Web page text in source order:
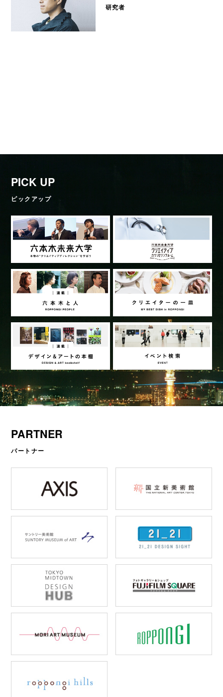
研究者
PICK UP
ピックアップ
PARTNER
パートナー